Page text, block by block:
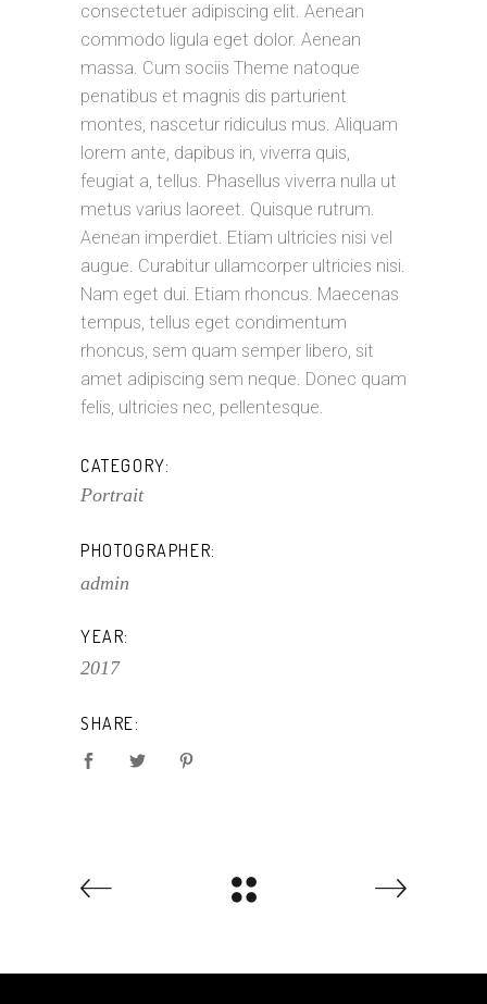
consectetuer adipiscing elit. Aenean
commodo ligula eget dolor. Aenean
massa. Cum sociis Theme natoque
penatibus et magnis dis parturient
montes, nascetur ridiculus mus. Aliquam
lorem ante, dapibus in, viverra quis,
feugiat a, tellus. Phasellus viverra nulla ut
metus varius laoreet. Quisque rutrum.
Aenean imperdiet. Etiam ultricies nisi vel
augue. Curabitur ullamcorper ultricies nisi.
Nam eget dui. Etiam rhoncus. Maecenas
tempus, tellus eget condimentum
rhoncus, sem quam semper libero, sit
amet adipiscing sem neque. Donec quam
felis, ultricies nec, pellentesque.
CATEGORY:
Portrait
PHOTOGRAPHER:
admin
YEAR:
2017
SHARE: